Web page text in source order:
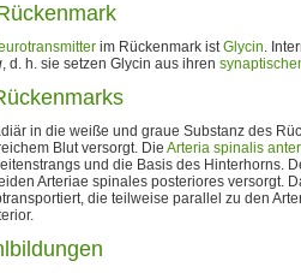
im Rückenmark istGlycin.
, d. h. sie setzen Glycin aus ihren
in die weiße und graue Substanz des
Blut versorgt. Die Arteria spinalis
und die Basis des Hinterhorns.
Arteriae spinales posteriores versorgt.
die teilweise parallel zu den